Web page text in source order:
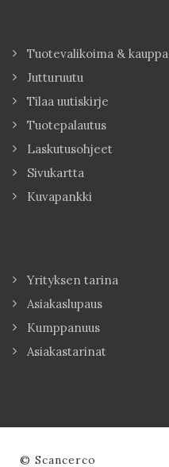
Tuotevalikoima & kauppa
Jutturuutu
Tilaa uutiskirje
Tuotepalautus
Laskutusohjeet
Sivukartta
Kuvapankki
Yrityksen tarina
Asiakaslupaus
Kumppanuus
Asiakastarinat
© Scancerco